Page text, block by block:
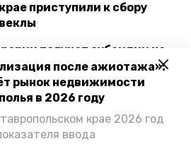
после ажиотажа»:
рынок недвижимости
в 2026 году
крае 2026 год
ввода
приступили к сбору
получат субсидии на
семян до покупки
орошение